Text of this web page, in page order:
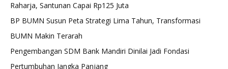
Raharja, Santunan Capai Rp125 Juta
BP BUMN Susun Peta Strategi Lima Tahun, Transformasi
BUMN Makin Terarah
Pengembangan SDM Bank Mandiri Dinilai Jadi Fondasi
Pertumbuhan Jangka Panjang